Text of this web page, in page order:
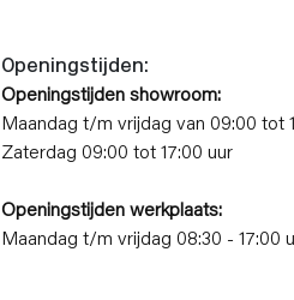
Openingstijden:
Openingstijden showroom:
Maandag t/m vrijdag van 09:00 tot
Zaterdag 09:00 tot 17:00 uur
Openingstijden werkplaats:
Maandag t/m vrijdag 08:30 - 17:00